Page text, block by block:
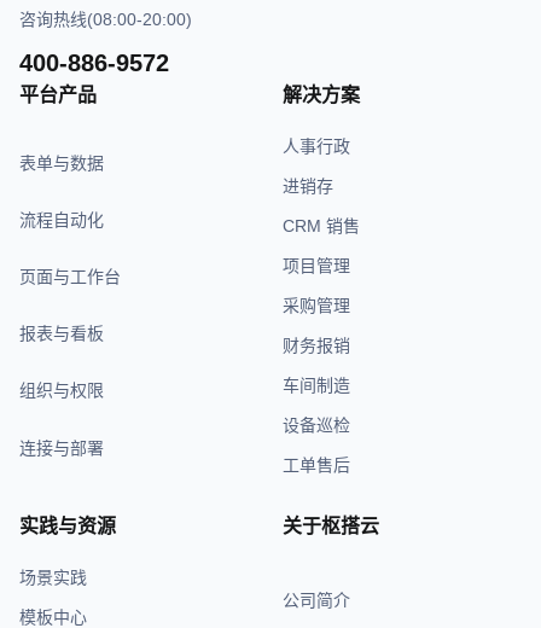
咨询热线(08:00-20:00)
400-886-9572
平台产品
表单与数据
流程自动化
页面与工作台
报表与看板
组织与权限
连接与部署
解决方案
人事行政
进销存
CRM 销售
项目管理
采购管理
财务报销
车间制造
设备巡检
工单售后
实践与资源
场景实践
模板中心
关于枢搭云
公司简介